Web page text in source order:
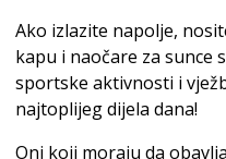
Ako izlazite napolje,
kapu i naočare za sunce
sportske aktivnosti i
najtoplijeg dijela dana!
Oni koji moraju da